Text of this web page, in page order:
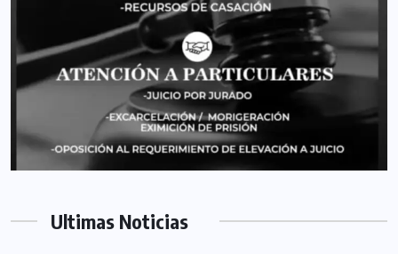
Ultimas Noticias